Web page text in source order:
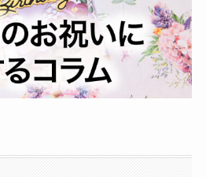
合格祝い・卒業